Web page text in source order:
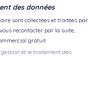
des données
sont collectées et traitées par
recontacter par la suite,
gratuit.
et le traitement des